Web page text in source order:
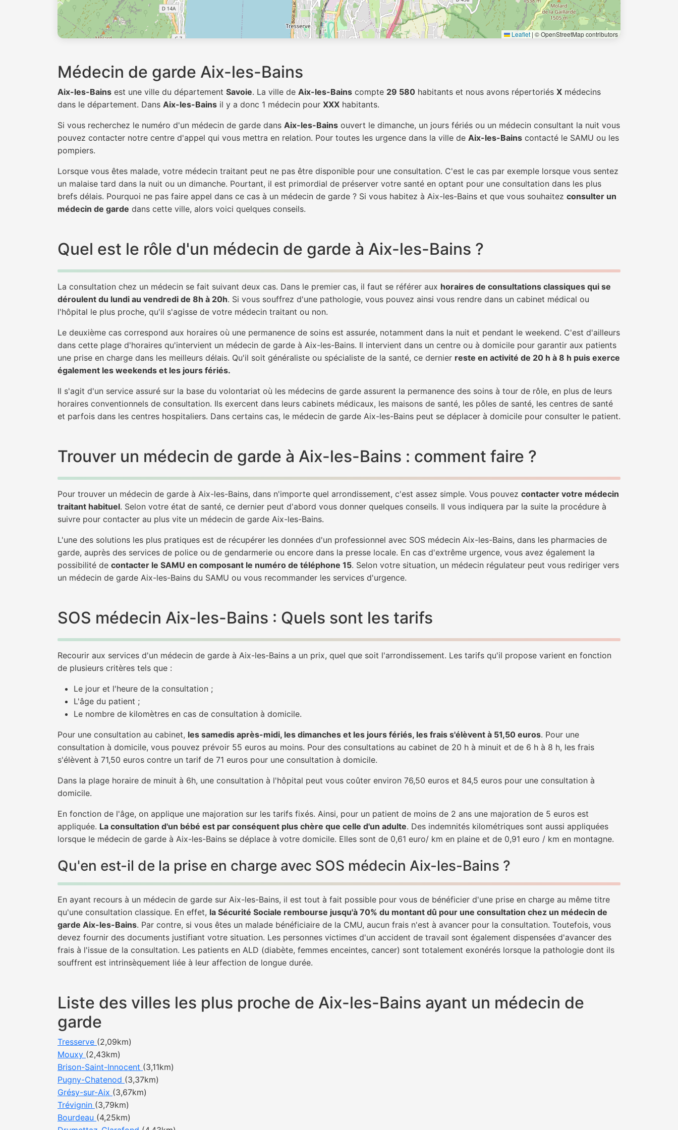
Leaflet | © OpenStreetMap contributors
Médecin de garde Aix-les-Bains
Aix-les-Bains est une ville du département Savoie. La ville de Aix-les-Bains compte 29 580 habitants et nous avons répertoriés X médecins
dans le département. Dans Aix-les-Bains il y a donc 1 médecin pour XXX habitants.
Si vous recherchez le numéro d'un médecin de garde dans Aix-les-Bains ouvert le dimanche, un jours fériés ou un médecin consultant la nuit vous
pouvez contacter notre centre d'appel qui vous mettra en relation. Pour toutes les urgence dans la ville de Aix-les-Bains contacté le SAMU ou les
pompiers.
Lorsque vous êtes malade, votre médecin traitant peut ne pas être disponible pour une consultation. C'est le cas par exemple lorsque vous sentez
un malaise tard dans la nuit ou un dimanche. Pourtant, il est primordial de préserver votre santé en optant pour une consultation dans les plus
brefs délais. Pourquoi ne pas faire appel dans ce cas à un médecin de garde ? Si vous habitez à Aix-les-Bains et que vous souhaitez consulter un
médecin de garde dans cette ville, alors voici quelques conseils.
Quel est le rôle d'un médecin de garde à Aix-les-Bains ?
La consultation chez un médecin se fait suivant deux cas. Dans le premier cas, il faut se référer aux horaires de consultations classiques qui se
déroulent du lundi au vendredi de 8h à 20h. Si vous souffrez d'une pathologie, vous pouvez ainsi vous rendre dans un cabinet médical ou
l'hôpital le plus proche, qu'il s'agisse de votre médecin traitant ou non.
Le deuxième cas correspond aux horaires où une permanence de soins est assurée, notamment dans la nuit et pendant le weekend. C'est d'ailleurs
dans cette plage d'horaires qu'intervient un médecin de garde à Aix-les-Bains. Il intervient dans un centre ou à domicile pour garantir aux patients
une prise en charge dans les meilleurs délais. Qu'il soit généraliste ou spécialiste de la santé, ce dernier reste en activité de 20 h à 8 h puis exerce
également les weekends et les jours fériés.
Il s'agit d'un service assuré sur la base du volontariat où les médecins de garde assurent la permanence des soins à tour de rôle, en plus de leurs
horaires conventionnels de consultation. Ils exercent dans leurs cabinets médicaux, les maisons de santé, les pôles de santé, les centres de santé
et parfois dans les centres hospitaliers. Dans certains cas, le médecin de garde Aix-les-Bains peut se déplacer à domicile pour consulter le patient.
Trouver un médecin de garde à Aix-les-Bains : comment faire ?
Pour trouver un médecin de garde à Aix-les-Bains, dans n'importe quel arrondissement, c'est assez simple. Vous pouvez contacter votre médecin
traitant habituel. Selon votre état de santé, ce dernier peut d'abord vous donner quelques conseils. Il vous indiquera par la suite la procédure à
suivre pour contacter au plus vite un médecin de garde Aix-les-Bains.
L'une des solutions les plus pratiques est de récupérer les données d'un professionnel avec SOS médecin Aix-les-Bains, dans les pharmacies de
garde, auprès des services de police ou de gendarmerie ou encore dans la presse locale. En cas d'extrême urgence, vous avez également la
possibilité de contacter le SAMU en composant le numéro de téléphone 15. Selon votre situation, un médecin régulateur peut vous rediriger vers
un médecin de garde Aix-les-Bains du SAMU ou vous recommander les services d'urgence.
SOS médecin Aix-les-Bains : Quels sont les tarifs
Recourir aux services d'un médecin de garde à Aix-les-Bains a un prix, quel que soit l'arrondissement. Les tarifs qu'il propose varient en fonction
de plusieurs critères tels que :
Le jour et l'heure de la consultation ;
L'âge du patient ;
Le nombre de kilomètres en cas de consultation à domicile.
Pour une consultation au cabinet, les samedis après-midi, les dimanches et les jours fériés, les frais s'élèvent à 51,50 euros. Pour une
consultation à domicile, vous pouvez prévoir 55 euros au moins. Pour des consultations au cabinet de 20 h à minuit et de 6 h à 8 h, les frais
s'élèvent à 71,50 euros contre un tarif de 71 euros pour une consultation à domicile.
Dans la plage horaire de minuit à 6h, une consultation à l'hôpital peut vous coûter environ 76,50 euros et 84,5 euros pour une consultation à
domicile.
En fonction de l'âge, on applique une majoration sur les tarifs fixés. Ainsi, pour un patient de moins de 2 ans une majoration de 5 euros est
appliquée. La consultation d'un bébé est par conséquent plus chère que celle d'un adulte. Des indemnités kilométriques sont aussi appliquées
lorsque le médecin de garde à Aix-les-Bains se déplace à votre domicile. Elles sont de 0,61 euro/ km en plaine et de 0,91 euro / km en montagne.
Qu'en est-il de la prise en charge avec SOS médecin Aix-les-Bains ?
En ayant recours à un médecin de garde sur Aix-les-Bains, il est tout à fait possible pour vous de bénéficier d'une prise en charge au même titre
qu'une consultation classique. En effet, la Sécurité Sociale rembourse jusqu'à 70% du montant dû pour une consultation chez un médecin de
garde Aix-les-Bains. Par contre, si vous êtes un malade bénéficiaire de la CMU, aucun frais n'est à avancer pour la consultation. Toutefois, vous
devez fournir des documents justifiant votre situation. Les personnes victimes d'un accident de travail sont également dispensées d'avancer des
frais à l'issue de la consultation. Les patients en ALD (diabète, femmes enceintes, cancer) sont totalement exonérés lorsque la pathologie dont ils
souffrent est intrinsèquement liée à leur affection de longue durée.
Liste des villes les plus proche de Aix-les-Bains ayant un médecin de
garde
Tresserve (2,09km)
Mouxy (2,43km)
Brison-Saint-Innocent (3,11km)
Pugny-Chatenod (3,37km)
Grésy-sur-Aix (3,67km)
Trévignin (3,79km)
Bourdeau (4,25km)